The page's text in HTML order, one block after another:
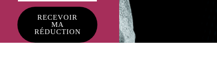
RECEVOIR
MA
RÉDUCTION